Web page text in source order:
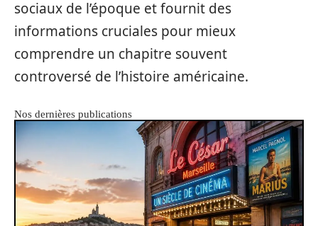
sociaux de l’époque et fournit des
informations cruciales pour mieux
comprendre un chapitre souvent
controversé de l’histoire américaine.
Nos dernières publications